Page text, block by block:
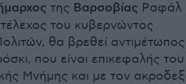
της Βαρσοβίας Ραφάλ
του κυβερνώντος
θα βρεθεί αντιμέτωπος
που είναι επικεφαλής του
Μνήμης και με τον